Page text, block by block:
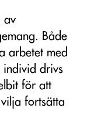
av
Både
arbetet med
individ drivs
för att
fortsätta